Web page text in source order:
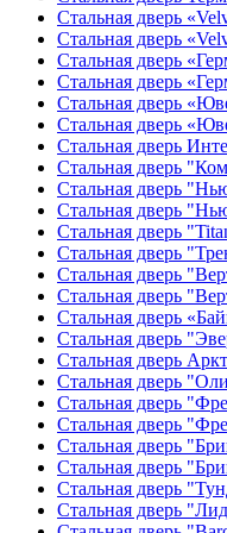
Стальная дверь
Стальная дверь
Стальная дверь
Стальная дверь
Стальная дверь
Стальная дверь
Стальная дверь
Стальная дверь
Стальная дверь
Стальная дверь
Стальная дверь
Стальная дверь
Стальная дверь
Стальная дверь
Стальная дверь
Стальная дверь
Стальная дверь
Стальная дверь
Стальная дверь
Стальная дверь
Стальная дверь
Стальная дверь
Стальная дверь
Стальная дверь